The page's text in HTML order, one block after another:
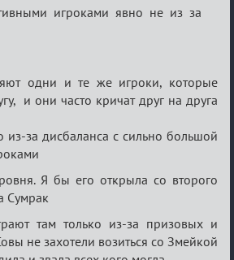
игроками явно не из за
одни и те же игроки, которые
и они часто кричат друг на друга
за дисбаланса с сильно большой
Я бы его открыла со второго
Сумрак
там только из-за призовых и
не захотели возиться со Змейкой